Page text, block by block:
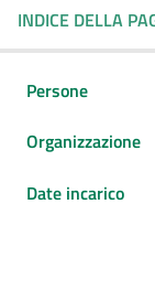
INDICE DELLA
Persone
Organizzazione
Date incarico